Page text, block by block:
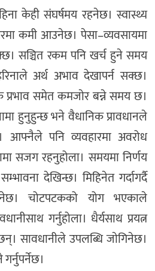
केही संघर्षमय रहनेछ। स्वास्थ्य
कमी आउनेछ। पेसा–व्यवसायमा
सञ्चित रकम पनि खर्च हुने समय
अर्थ अभाव देखापर्न सक्छ।
प्रभाव समेत कमजाेर बन्ने समय छ।
हुनुहुन्छ भने वैधानिक प्रावधानले
आफ्नैले पनि व्यवहारमा अवरोध
सजग रहनुहोला। समयमा निर्णय
देखिन्छ। मिहिनेत गर्दागर्दै
चोटपटकको योग भएकाले
गर्नुहोला। धैर्यसाथ प्रयत्न
सावधानीले उपलब्धि जाेगिनेछ।